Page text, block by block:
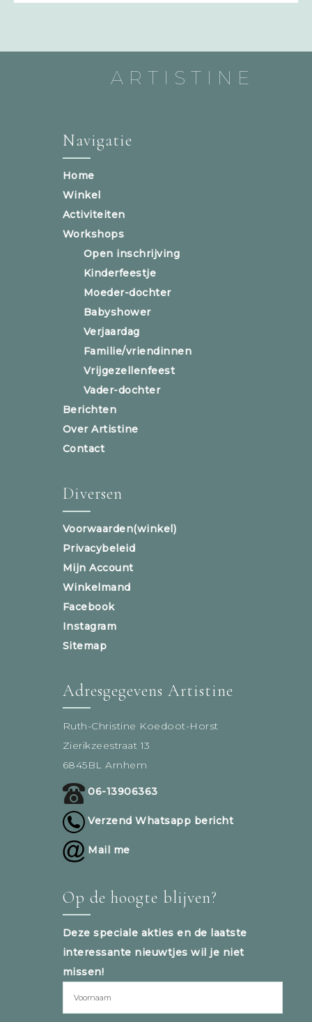
ARTISTINE
Navigatie
Home
Winkel
Activiteiten
Workshops
Open inschrijving
Kinderfeestje
Moeder-dochter
Babyshower
Verjaardag
Familie/vriendinnen
Vrijgezellenfeest
Vader-dochter
Berichten
Over Artistine
Contact
Diversen
Voorwaarden(winkel)
Privacybeleid
Mijn Account
Winkelmand
Facebook
Instagram
Sitemap
Adresgegevens Artistine
Ruth-Christine Koedoot-Horst
Zierikzeestraat 13
6845BL Arnhem
06-13906363
Verzend Whatsapp bericht
Mail me
Op de hoogte blijven?
Deze speciale akties en de laatste
interessante nieuwtjes wil je niet
missen!